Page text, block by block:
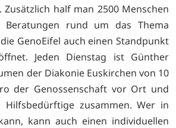
half man 2500 Menschen
Beratungen rund um das Thema
GenoEifel auch einen Standpunkt
Jeden Dienstag ist Günther
der Diakonie Euskirchen von 10
der Genossenschaft vor Ort und
zusammen. Wer in
kann auch einen individuellen